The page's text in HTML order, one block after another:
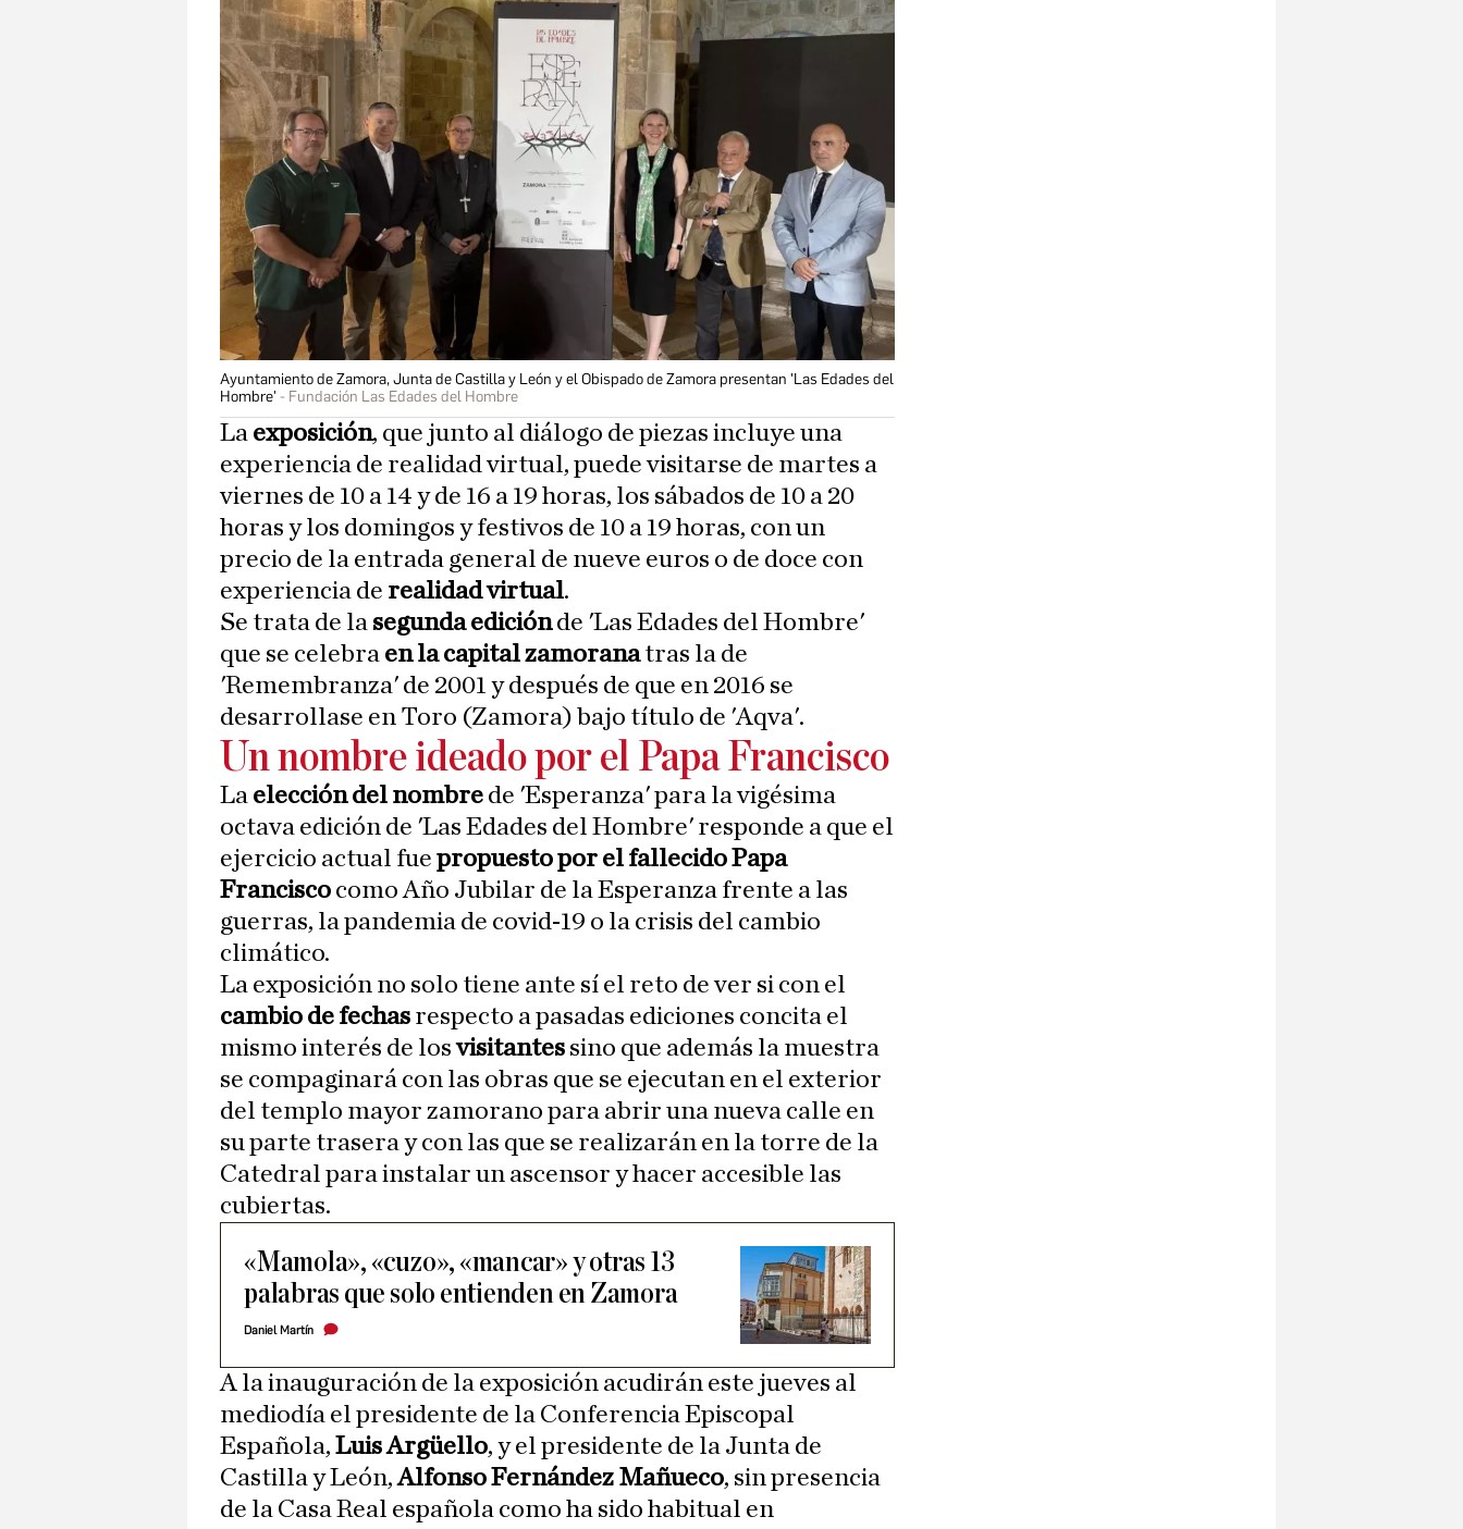
Ayuntamiento de Zamora, Junta de Castilla y León y el Obispado de Zamora presentan 'Las Edades del
Hombre'
Fundación Las Edades del Hombre
La exposición, que junto al diálogo de piezas incluye una
experiencia de realidad virtual, puede visitarse de martes a
viernes de 10 a 14 y de 16 a 19 horas, los sábados de 10 a 20
horas y los domingos y festivos de 10 a 19 horas, con un
precio de la entrada general de nueve euros o de doce con
experiencia de realidad virtual.
Se trata de la segunda ediciónde 'Las Edades del Hombre'
que se celebra en la capital zamoranatras la de
'Remembranza' de 2001 y después de que en 2016 se
desarrollase en Toro (Zamora) bajo título de 'Aqva'.
Un nombre ideado por el Papa Francisco
La elección del nombre de 'Esperanza' para la vigésima
octava edición de 'Las Edades del Hombre' responde a que el
ejercicio actual fue propuesto por el fallecido Papa
Francisco como Año Jubilar de la Esperanza frente a las
guerras, la pandemia de covid-19 o la crisis del cambio
climático.
La exposición no solo tiene ante sí el reto de ver si con el
cambio de fechas respecto a pasadas ediciones concita el
mismo interés de losvisitantes sino que además la muestra
se compaginará con las obras que se ejecutan en el exterior
del templo mayor zamorano para abrir una nueva calle en
su parte trasera y con las que se realizarán en la torre de la
Catedral para instalar un ascensor y hacer accesible las
cubiertas.
«Mamola», «cuzo», «mancar» y otras 13
palabras que solo entienden en Zamora
Daniel Martín
A la inauguración de la exposición acudirán este jueves al
mediodía el presidente de la Conferencia Episcopal
Española, Luis Argüello, y el presidente de la Junta de
Castilla y León,Alfonso Fernández Mañueco, sin presencia
de la Casa Real española como ha sido habitual en